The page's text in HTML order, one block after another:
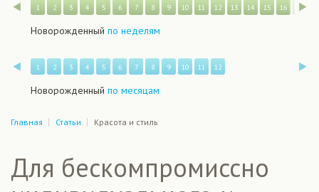
Назад
1 2 3 4 5 6 7 8 9 10 11 12 13 14 15 16 17
Новорожденный по неделям
Назад
1 2 3 4 5 6 7 8 9 10 11 12
Новорожденный по месяцам
Главная Статьи Красота и стиль
Для бескомпромиссно